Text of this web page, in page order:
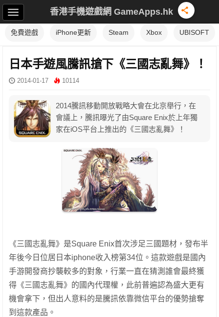
香港手機遊戲網 GameApps.hk
免費遊戲 iPhone更新 Steam Xbox UBISOFT
日本手遊風騰訊搶下《三國志亂舞》！
2014-01-17 10114
2014騰訊移動開放戰略大會在北京舉行，在
會議上，騰訊曝光了由Square Enix於上年獨
家在iOS平台上推出的《三國志亂舞》！
《三國志亂舞》是Square Enix首次涉足三國題材，發布半
年後今日位居日本iphone收入榜第34位。這款遊戲是國內
手游開發商抄襲較多的對象，行業一直在猜測誰會最終獲
得《三國志亂舞》的國內代理權，此前普遍認為盛大更有
機會拿下，但出人意料的是騰訊依靠微信平台的優勢搶奪
到這款產品。